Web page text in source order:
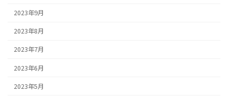
2023年9月
2023年8月
2023年7月
2023年6月
2023年5月